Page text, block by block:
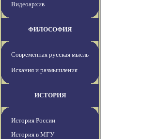
Видеоархив
ФИЛОСОФИЯ
Современная русская мысль
Искания и размышления
ИСТОРИЯ
История России
История в МГУ